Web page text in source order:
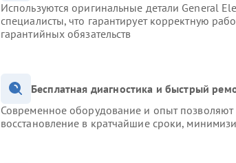
Используются оригинальные детали General
специалисты, что гарантирует корректную
гарантийных обязательств
Бесплатная диагностика и быстрый
Современное оборудование и опыт позволяют
восстановление в кратчайшие сроки,